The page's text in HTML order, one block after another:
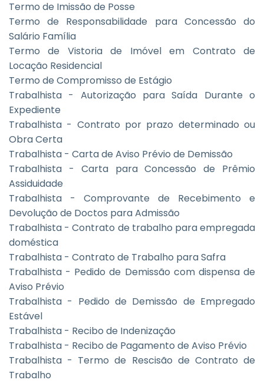
Termo de Imissão de Posse
Termo de Responsabilidade para Concessão do
Salário Família
Termo de Vistoria de Imóvel em Contrato de
Locação Residencial
Termo de Compromisso de Estágio
Trabalhista - Autorização para Saída Durante o
Expediente
Trabalhista - Contrato por prazo determinado ou
Obra Certa
Trabalhista - Carta de Aviso Prévio de Demissão
Trabalhista - Carta para Concessão de Prêmio
Assiduidade
Trabalhista - Comprovante de Recebimento e
Devolução de Doctos para Admissão
Trabalhista - Contrato de trabalho para empregada
doméstica
Trabalhista - Contrato de Trabalho para Safra
Trabalhista - Pedido de Demissão com dispensa de
Aviso Prévio
Trabalhista - Pedido de Demissão de Empregado
Estável
Trabalhista - Recibo de Indenização
Trabalhista - Recibo de Pagamento de Aviso Prévio
Trabalhista - Termo de Rescisão de Contrato de
Trabalho